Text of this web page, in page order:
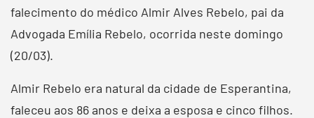
falecimento do médico Almir Alves Rebelo, pai da
Advogada Emília Rebelo, ocorrida neste domingo
(20/03).
Almir Rebelo era natural da cidade de Esperantina,
faleceu aos 86 anos e deixa a esposa e cinco filhos.